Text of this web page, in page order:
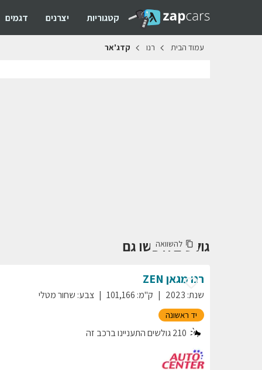
קטגוריות יצרנים דגמים
עמוד הבית רנו קדג'אר
גולשים חיפשו גם
להשוואה
רנומגאן ZEN
שנת:
2023 ק"מ:
101,166 צבע: שחור מטלי
יד ראשונה
210גולשים התעניינו ברכב זה